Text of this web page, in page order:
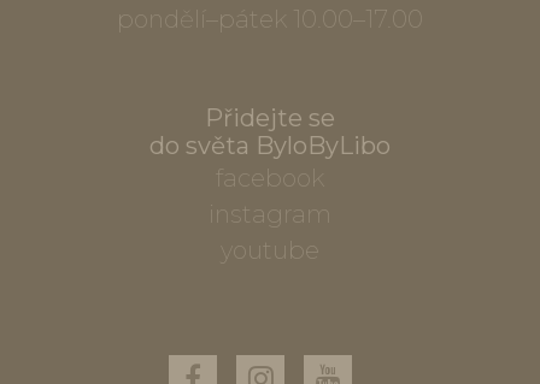
pondělí–pátek 10.00–17.00
Přidejte se
do světa ByloByLibo
facebook
instagram
youtube